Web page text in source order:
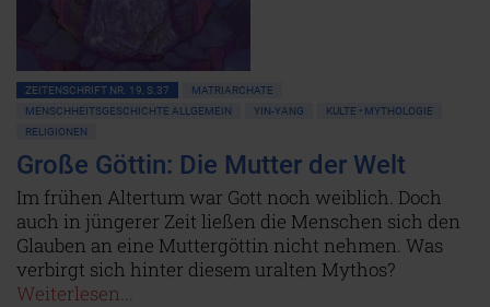
ZEITENSCHRIFT NR. 19, S.37
MATRIARCHATE
MENSCHHEITSGESCHICHTE ALLGEMEIN
YIN-YANG
KULTE • MYTHOLOGIE
RELIGIONEN
Große Göttin: Die Mutter der Welt
Im frühen Altertum war Gott noch weiblich. Doch
auch in jüngerer Zeit ließen die Menschen sich den
Glauben an eine Muttergöttin nicht nehmen. Was
verbirgt sich hinter diesem uralten Mythos?
Weiterlesen...